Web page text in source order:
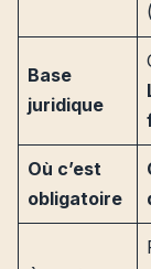
Base
juridique
Où c’est
obligatoire